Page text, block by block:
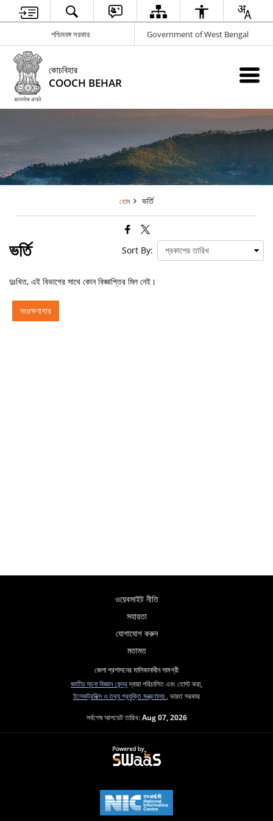
পশ্চিমবঙ্গ সরকার Government of West Bengal
কোচবিহার
COOCH BEHAR
হোম ভর্তি
ভর্তি Sort By:
দুঃখিত, এই বিভাগের সাথে কোন বিজ্ঞাপ্তির মিল নেই।
সংরক্ষণাগার
ওয়েবসাইট নীতি
সহায়তা
যোগাযোগ করুন
মতামত
জেলা প্রশাসনের মালিকানাধীন সামগ্রী
জাতীয় সূচনা বিজ্ঞান কেন্দ্রদ্বারা পরিচালিত এবং হোস্ট করা,
ইলেকট্রনিক্স ও তথ্য প্রযুক্তি মন্ত্রণালয় , ভারত সরকার
সর্বশেষ আপডেট তারিখ:Aug 07, 2026